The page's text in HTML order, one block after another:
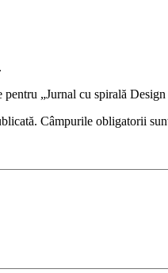
„Jurnal cu spirală
Câmpurile obligatorii